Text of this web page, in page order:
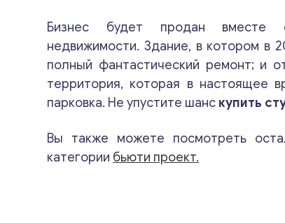
Бизнес будет продан вместе
недвижимости. Здание, в котором в
полный фантастический ремонт; и
территория, которая в настоящее
парковка. Не упустите шанс купить
Вы также можете посмотреть
категории бьюти проект.